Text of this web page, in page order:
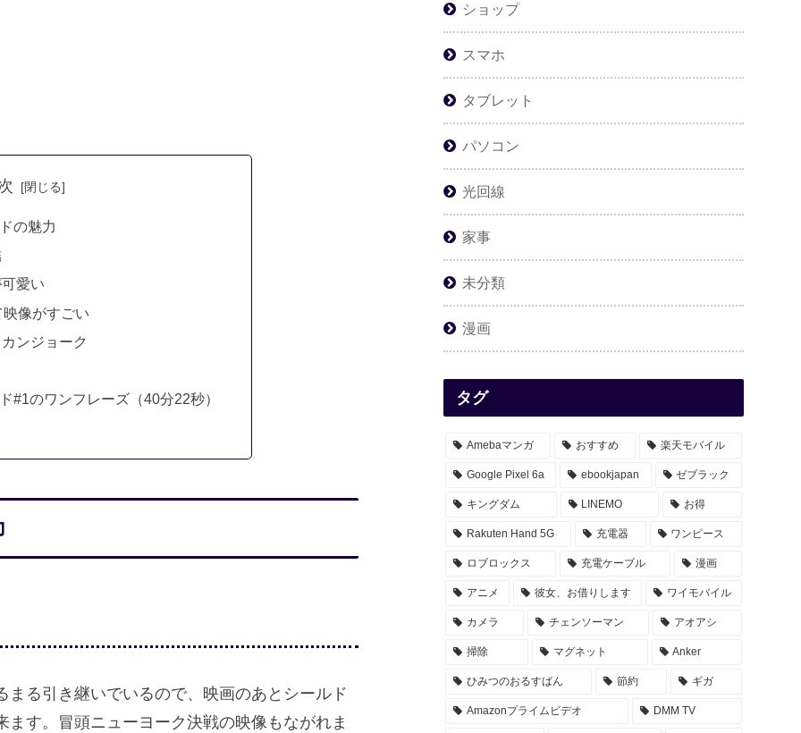
の魅力
愛い
像がすごい
ンジョーク
#1のワンフレーズ（40分22秒）
る引き継いでいるので、映画のあとシールド
す。冒頭ニューヨーク決戦の映像もながれま
ショップ
スマホ
タブレット
パソコン
光回線
家事
未分類
漫画
タグ
Amebaマンガ おすすめ 楽天モバイル
Google Pixel 6a ebookjapan ゼブラック
キングダム LINEMO お得
Rakuten Hand 5G 充電器 ワンピース
ロブロックス 充電ケーブル 漫画
アニメ 彼女、お借りします ワイモバイル
カメラ チェンソーマン アオアシ
掃除 マグネット Anker
ひみつのおるすばん 節約 ギガ
Amazonプライムビデオ DMM TV